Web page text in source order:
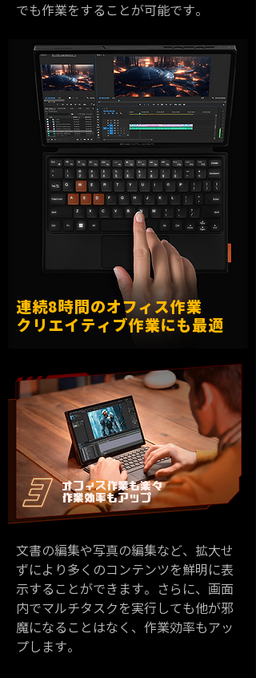
でも作業をすることが可能です。
連続8時間のオフィス作業
​クリエイティブ作業にも最適
オフィス作業も楽々
​作業効率もアップ
文書の編集や写真の編集など、拡大せ
ずにより多くのコンテンツを鮮明に表
示することができます。さらに、画面
内でマルチタスクを実行しても他が邪
魔になることはなく、作業効率もアッ
プします。